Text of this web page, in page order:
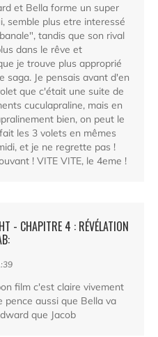
et Bella forme un super
semble plus etre interessé
tandis que son rival
dans le rêve et
je trouve plus approprié
saga. Je pensais avant d'en
que c'était une suite de
cuculapraline, mais en
bien, on peut le
les 3 volets en mêmes
et je ne regrette pas !
! VITE VITE, le 4eme !
- CHAPITRE 4 : RÉVÉLATION
film c'est claire vivement
pence aussi que Bella va
que Jacob